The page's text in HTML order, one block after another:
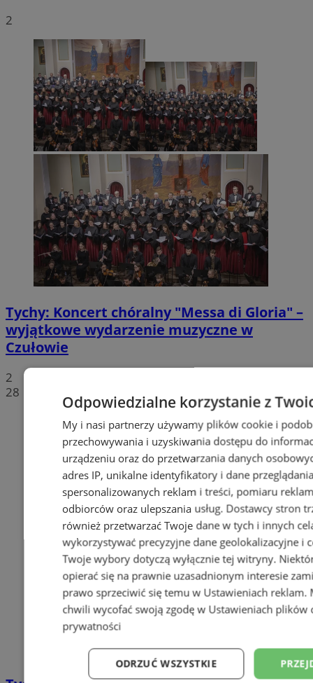
2
Tychy: Koncert chóralny "Messa di Gloria" –
wyjątkowe wydarzenie muzyczne w
Czułowie
2
28
Odpowiedzialne korzystanie z
My i nasi partnerzy używamy plików cookie i
przechowywania i uzyskiwania dostępu do
urządzeniu oraz do przetwarzania danych
adres IP, unikalne identyfikatory i dane
spersonalizowanych reklam i treści, pomiaru
odbiorców oraz ulepszania usług. Dostawcy stron
również przetwarzać Twoje dane w tych i innych
wykorzystywać precyzyjne dane geolokalizacyjne i
Twoje wybory dotyczą wyłącznie tej witryny.
opierać się na prawnie uzasadnionym interesie
prawo sprzeciwić się temu w Ustawieniach reklam.
chwili wycofać swoją zgodę w Ustawieniach plików
prywatności
ODRZUĆ WSZYSTKIE